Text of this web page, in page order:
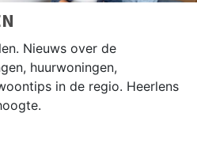
Nieuws over de
huurwoningen,
in de regio. Heerlens